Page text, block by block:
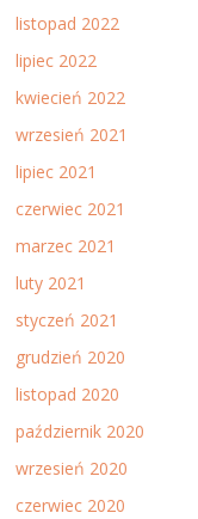
listopad 2022
lipiec 2022
kwiecień 2022
wrzesień 2021
lipiec 2021
czerwiec 2021
marzec 2021
luty 2021
styczeń 2021
grudzień 2020
listopad 2020
październik 2020
wrzesień 2020
czerwiec 2020